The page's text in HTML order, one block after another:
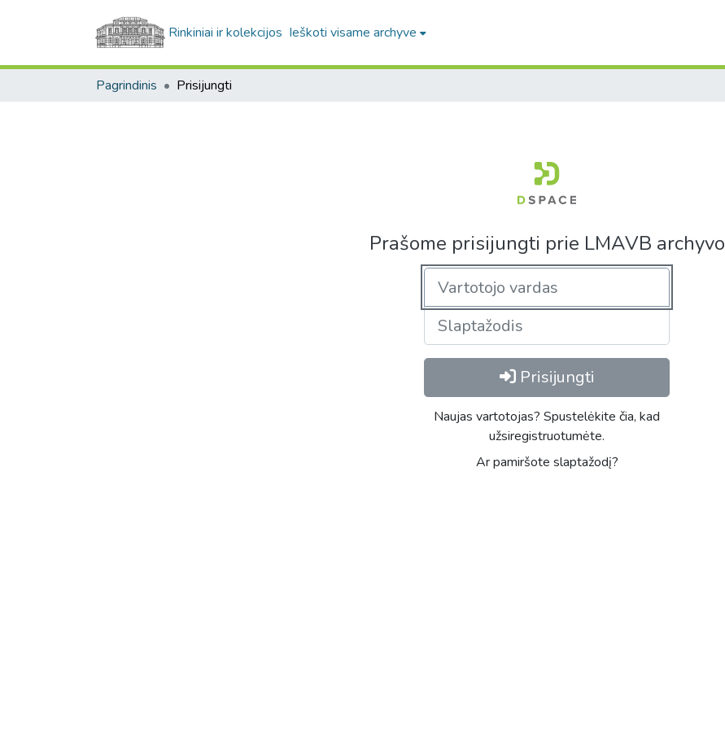
Rinkiniai ir kolekcijos Ieškoti visame archyve
Pagrindinis Prisijungti
Prašome prisijungti prie LMAVB archyvo
Prisijungti
Naujas vartotojas? Spustelėkite čia, kad
užsiregistruotumėte.
Ar pamiršote slaptažodį?